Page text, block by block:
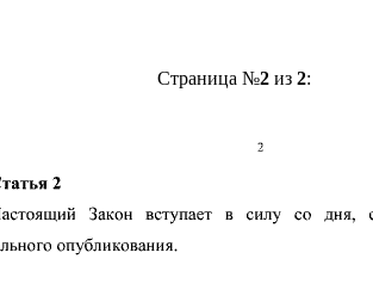
Страница №2из 2: